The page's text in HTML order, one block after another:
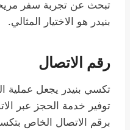
تبحث عن تجربة سفر
بنيدر هو الاختيار المثالي.
رقم الاتصال
تكسي بنيدر يجعل عملية
توفير خدمة الحجز عبر
برقم الاتصال الخاص